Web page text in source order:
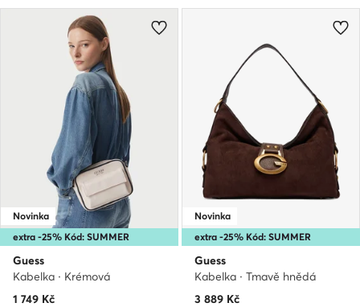
extra -25% Kód: SUMMER
Novinka
Guess
Kabelka · Krémová
1 749 Kč
extra -25% Kód: SUMMER
Novinka
Guess
Kabelka · Tmavě hnědá
3 889 Kč